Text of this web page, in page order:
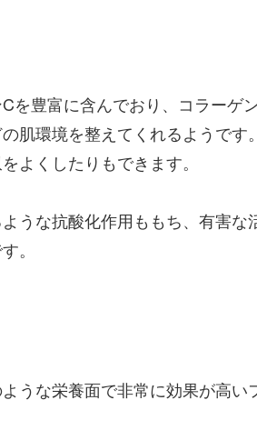
を豊富に含んでおり、コラーゲ
肌環境を整えてくれるようで
よくしたりもできます。
うな抗酸化作用ももち、有害
。
うな栄養面で非常に効果が高